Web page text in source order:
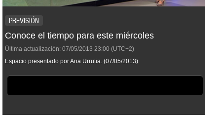
PREVISIÓN
Conoce el tiempo para este miércoles
Última actualización: 07/05/2013 23:00 (UTC+2)
Espacio presentado por Ana Urrutia. (07/05/2013)